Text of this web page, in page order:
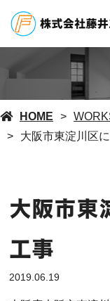
HOME
大阪市東淀川区
大阪市東
工事
2019.06.19